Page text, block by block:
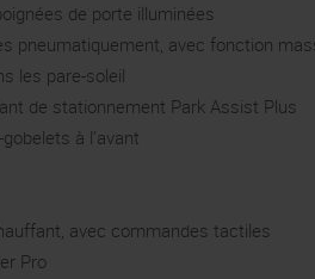
de porte illuminées
pneumatiquement, avec fonction
les pare-soleil
de stationnement Park Assist Plus
à l’avant
avec commandes tactiles
Pro